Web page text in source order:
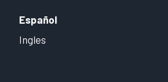
Español
Ingles